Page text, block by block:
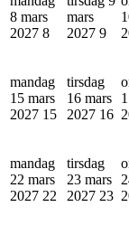
8 mars
2027 8
mars
2027 9
mandag
15 mars
2027 15
tirsdag
16 mars
2027 16
mandag
22 mars
2027 22
tirsdag
23 mars
2027 23